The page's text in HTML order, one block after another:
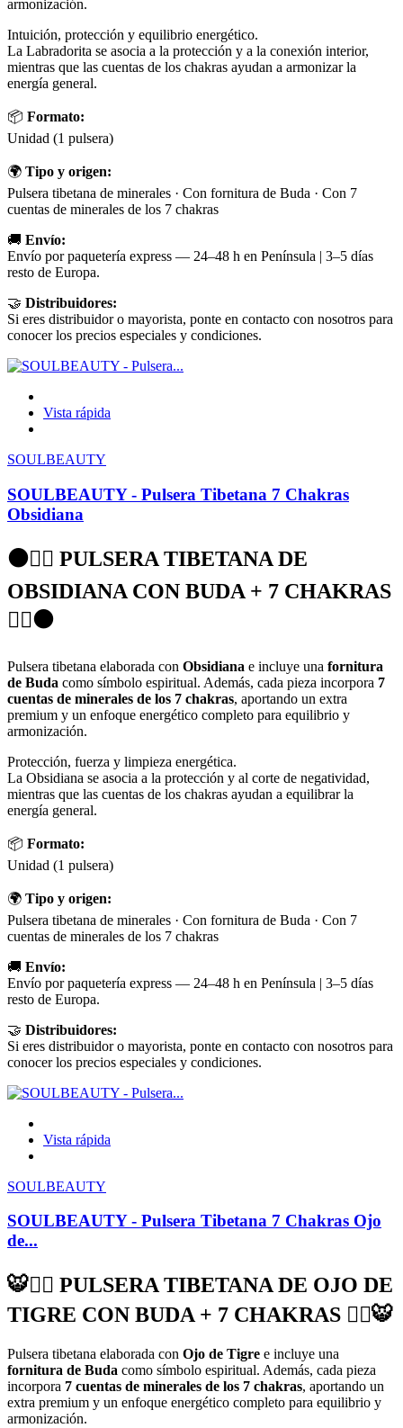
armonización.
Intuición, protección y equilibrio energético.
La Labradorita se asocia a la protección y a la conexión interior,
mientras que las cuentas de los chakras ayudan a armonizar la
energía general.
📦 Formato:
Unidad (1 pulsera)
🌍 Tipo y origen:
Pulsera tibetana de minerales · Con fornitura de Buda · Con 7
cuentas de minerales de los 7 chakras
🚚 Envío:
Envío por paquetería express — 24–48 h en Península | 3–5 días
resto de Europa.
🤝 Distribuidores:
Si eres distribuidor o mayorista, ponte en contacto con nosotros para
conocer los precios especiales y condiciones.
Vista rápida
SOULBEAUTY
SOULBEAUTY - Pulsera Tibetana 7 Chakras
Obsidiana
⚫🧘‍♀️ PULSERA TIBETANA DE
OBSIDIANA CON BUDA + 7 CHAKRAS
🧘‍♀️⚫
Pulsera tibetana elaborada con Obsidiana e incluye una fornitura
de Buda como símbolo espiritual. Además, cada pieza incorpora 7
cuentas de minerales de los 7 chakras, aportando un extra
premium y un enfoque energético completo para equilibrio y
armonización.
Protección, fuerza y limpieza energética.
La Obsidiana se asocia a la protección y al corte de negatividad,
mientras que las cuentas de los chakras ayudan a equilibrar la
energía general.
📦 Formato:
Unidad (1 pulsera)
🌍 Tipo y origen:
Pulsera tibetana de minerales · Con fornitura de Buda · Con 7
cuentas de minerales de los 7 chakras
🚚 Envío:
Envío por paquetería express — 24–48 h en Península | 3–5 días
resto de Europa.
🤝 Distribuidores:
Si eres distribuidor o mayorista, ponte en contacto con nosotros para
conocer los precios especiales y condiciones.
Vista rápida
SOULBEAUTY
SOULBEAUTY - Pulsera Tibetana 7 Chakras Ojo
de...
🐯🧘‍♀️ PULSERA TIBETANA DE OJO DE
TIGRE CON BUDA + 7 CHAKRAS 🧘‍♀️🐯
Pulsera tibetana elaborada con Ojo de Tigre e incluye una
fornitura de Buda como símbolo espiritual. Además, cada pieza
incorpora 7 cuentas de minerales de los 7 chakras, aportando un
extra premium y un enfoque energético completo para equilibrio y
armonización.